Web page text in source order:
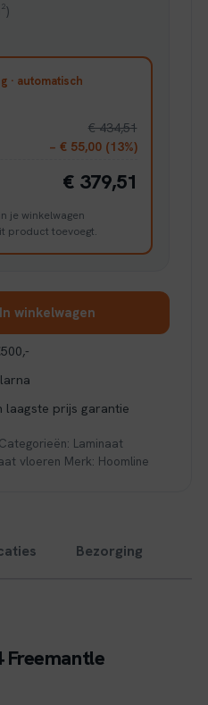
· automatisch
€ 434,51
− € 55,00 (13%)
€ 379,51
je winkelwagen
product toevoegt.
In winkelwagen
laagste prijs garantie
Categorieën: Laminaat
vloeren Merk: Hoomline
Bezorging
Freemantle